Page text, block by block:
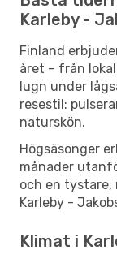
Karleby -
Finland
året – från
lugn under
resestil:
naturskön.
Högsäsonger
månader
och en tystare,
Karleby -
Klimat i